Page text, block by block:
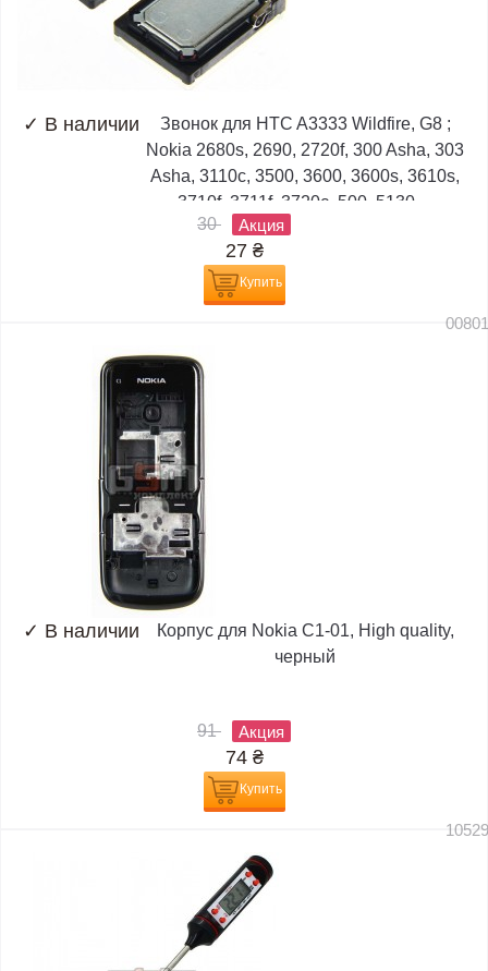
✓ В наличии
Звонок для HTC A3333 Wildfire, G8 ;
Nokia 2680s, 2690, 2720f, 300 Asha, 303
Asha, 3110c, 3500, 3600, 3600s, 3610s,
3710f, 3711f, 3720c, 500, 5130,...
30
Акция
27 ₴
Купить
✓ В наличии
Корпус для Nokia C1-01, High quality,
черный
91 Акция
74 ₴
Купить